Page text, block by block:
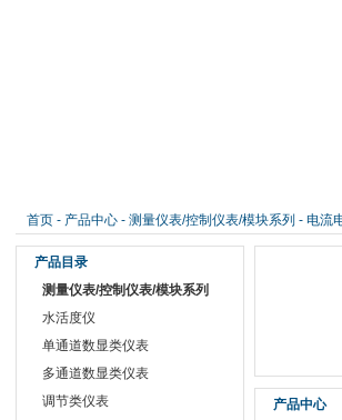
首页- 产品中心- 测量仪表/控制仪表/模块系列 - 电流
产品目录
测量仪表/控制仪表/模块系列
水活度仪
单通道数显类仪表
多通道数显类仪表
调节类仪表
产品中心